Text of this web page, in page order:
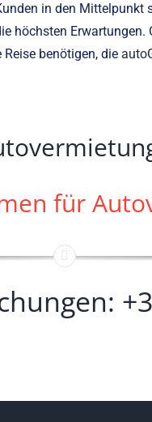
in den
höchsten
benötigen, die
für